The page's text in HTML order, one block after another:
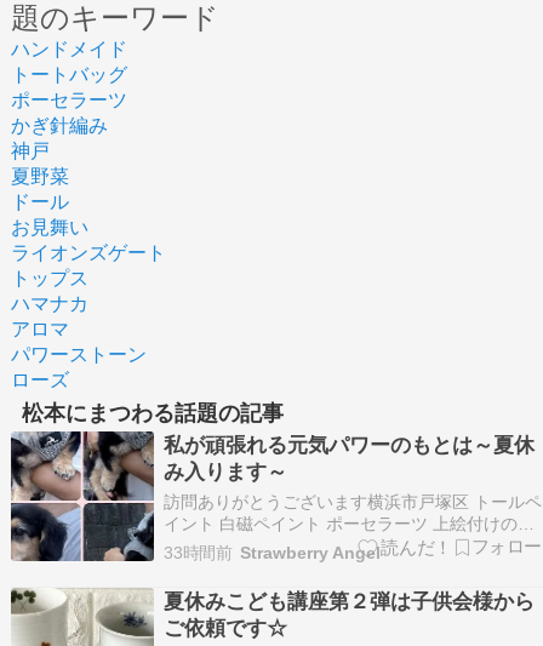
題のキーワード
ハンドメイド
トートバッグ
ポーセラーツ
かぎ針編み
神戸
夏野菜
ドール
お見舞い
ライオンズゲート
トップス
ハマナカ
アロマ
パワーストーン
ローズ
松本にまつわる話題の記事
私が頑張れる元気パワーのもとは～夏休
み入ります～
訪問ありがとうございます横浜市戸塚区 トールペ
イント 白磁ペイント ポーセラーツ 上絵付けのお
教室を開催しておりますStrawberry Angel 松本
千香です 一人一人の生徒様に寄り添いながら想い
のこもった作品作りのおてつだいを心がけてレッ
スンしております 平日（火曜日水…
33時間前 Strawberry Angel
夏休みこども講座第２弾は子供会様から
ご依頼です☆